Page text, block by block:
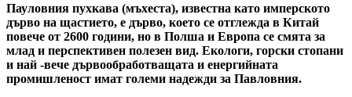
Пауловния пухкава (мъхеста), известна като имперското
дърво на щастието, е дърво, което се отглежда в Китай
повече от 2600 години, но в Полша и Европа се смята за
млад и перспективен полезен вид. Екологи, горски стопани
и най -вече дървообработващата и енергийната
промишленост имат големи надежди за Павловния.